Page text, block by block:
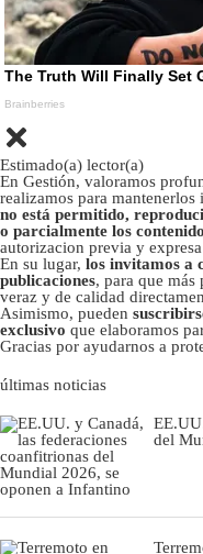
Estimado(a) lector(a)
En Gestión, valoramos
realizamos para mantenerlos
no está permitido,
o parcialmente los
autorizacion previa y
En su lugar, los invitamos a
publicaciones, para que más
veraz y de calidad
Asimismo, pueden
exclusivo que elaboramos
Gracias por ayudarnos a
últimas noticias
del